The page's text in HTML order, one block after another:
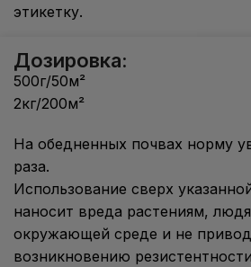
этикетку.
Дозировка:
500г/50м²
2кг/200м²
На обедненных почвах норму
раза.
Использование сверх
наносит вреда растениям,
окружающей среде и не
возникновению